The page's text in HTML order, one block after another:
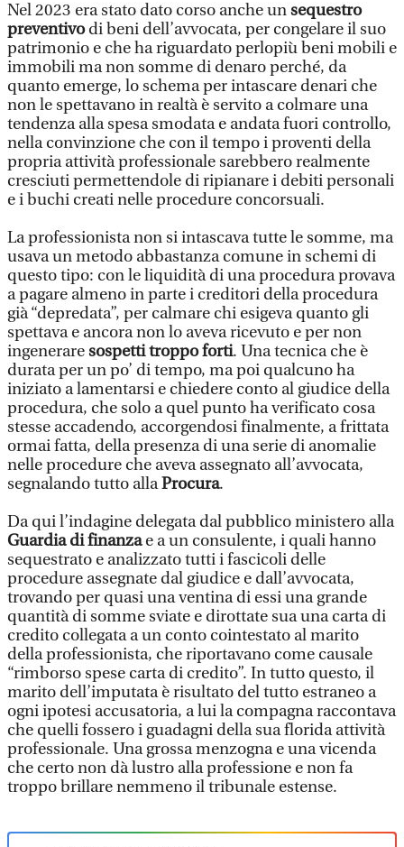
Nel 2023 era stato dato corso anche unsequestro
preventivodi beni dell’avvocata, per congelare il suo
patrimonio e che ha riguardato perlopiù beni mobili e
immobili ma non somme di denaro perché, da
quanto emerge, lo schema per intascare denari che
non le spettavano in realtà è servito a colmare una
tendenza alla spesa smodata e andata fuori controllo,
nella convinzione che con il tempo i proventi della
propria attività professionale sarebbero realmente
cresciuti permettendole di ripianare i debiti personali
e i buchi creati nelle procedure concorsuali.
La professionista non si intascava tutte le somme, ma
usava un metodo abbastanza comune in schemi di
questo tipo: con le liquidità di una procedura provava
a pagare almeno in parte i creditori della procedura
già “depredata”, per calmare chi esigeva quanto gli
spettava e ancora non lo aveva ricevuto e per non
ingeneraresospetti troppo forti. Una tecnica che è
durata per un po’ di tempo, ma poi qualcuno ha
iniziato a lamentarsi e chiedere conto al giudice della
procedura, che solo a quel punto ha verificato cosa
stesse accadendo, accorgendosi finalmente, a frittata
ormai fatta, della presenza di una serie di anomalie
nelle procedure che aveva assegnato all’avvocata,
segnalando tutto allaProcura.
Da qui l’indagine delegata dal pubblico ministero alla
Guardia di finanzae a un consulente, i quali hanno
sequestrato e analizzato tutti i fascicoli delle
procedure assegnate dal giudice e dall’avvocata,
trovando per quasi una ventina di essi una grande
quantità di somme sviate e dirottate sua una carta di
credito collegata a un conto cointestato al marito
della professionista, che riportavano come causale
“rimborso spese carta di credito”. In tutto questo, il
marito dell’imputata è risultato del tutto estraneo a
ogni ipotesi accusatoria, a lui la compagna raccontava
che quelli fossero i guadagni della sua florida attività
professionale. Una grossa menzogna e una vicenda
che certo non dà lustro alla professione e non fa
troppo brillare nemmeno il tribunale estense.